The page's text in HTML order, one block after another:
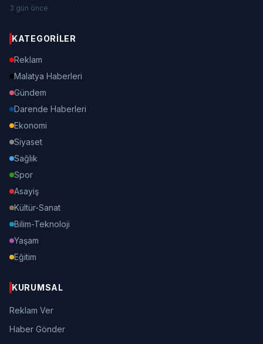
3 gün önce
KATEGORILER
Reklam
Malatya Haberleri
Gündem
Darende Haberleri
Ekonomi
Siyaset
Sağlık
Spor
Asayiş
Kültür-Sanat
Bilim-Teknoloji
Yaşam
Eğitim
KURUMSAL
Reklam Ver
Haber Gönder